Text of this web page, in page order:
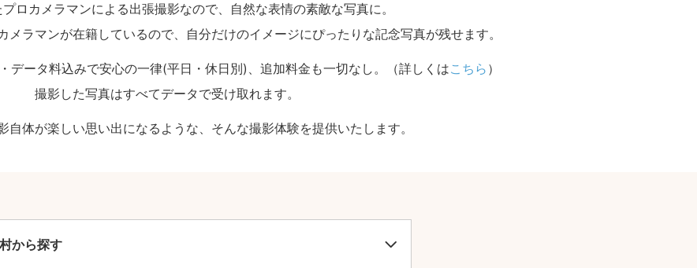
ロカメラマンによる出張撮影なので、自然な表情の素敵な写真に。
メラマンが在籍しているので、自分だけのイメージにぴったりな記念写真が残せます。
データ料込みで安心の一律(平日・休日別)、追加料金も一切なし。（詳しくはこちら ）
撮影した写真はすべてデータで受け取れます。
自体が楽しい思い出になるような、そんな撮影体験を提供いたします。
から探す